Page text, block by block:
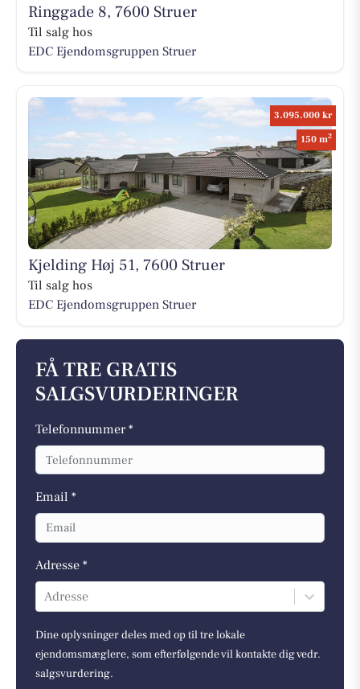
Ringgade 8, 7600 Struer
Til salg hos
EDC Ejen­doms­grup­pen Struer
3.095.000 kr
150 m2
Kjelding Høj 51, 7600 Struer
Til salg hos
EDC Ejen­doms­grup­pen Struer
FÅ TRE GRATIS
SALGSVURDERINGER
Telefonnummer *
Email *
Adresse *
Adresse
Dine oplysninger deles med op til tre lokale
ejendomsmæglere, som efterfølgende vil kontakte dig vedr.
salgsvurdering.